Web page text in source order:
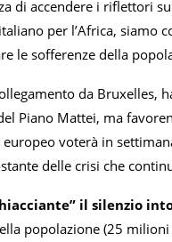
di accendere i riflettori
per l’Africa, siamo
le sofferenze della
da Bruxelles,
Piano Mattei, ma
voterà in
delle crisi che
il silenzio
popolazione (25 milioni